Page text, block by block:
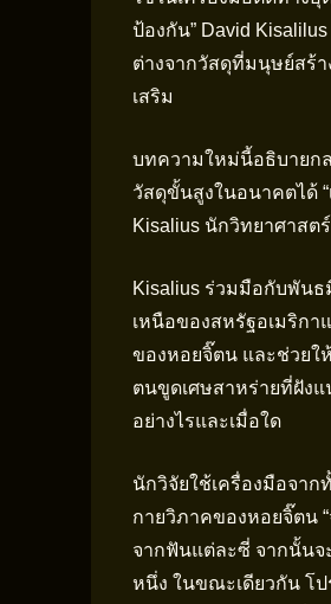
ป้องกัน” David
ต่างจากวัสดุที่มนุษย์สร้
เสริม
บทความใหม่นี้อธิบายก
วัสดุขั้นสูงในอนาคตได้
Kisalius นักวิทยาศาสต
Kisalius ร่วมมือกับพัน
เหนือของสหรัฐอเมริกา
ของหอยจิ๊ตน และช่วยใ
ตนขูดเศษสาหร่ายที่ฝัง
อย่างไรและเมื่อใด
นักวิจัยใช้เครื่องมือจาก
กายวิภาคของหอยจิ๊ตน
จากฟันแต่ละซี่ จากนั้น
หนึ่ง ในขณะเดียวกัน โป